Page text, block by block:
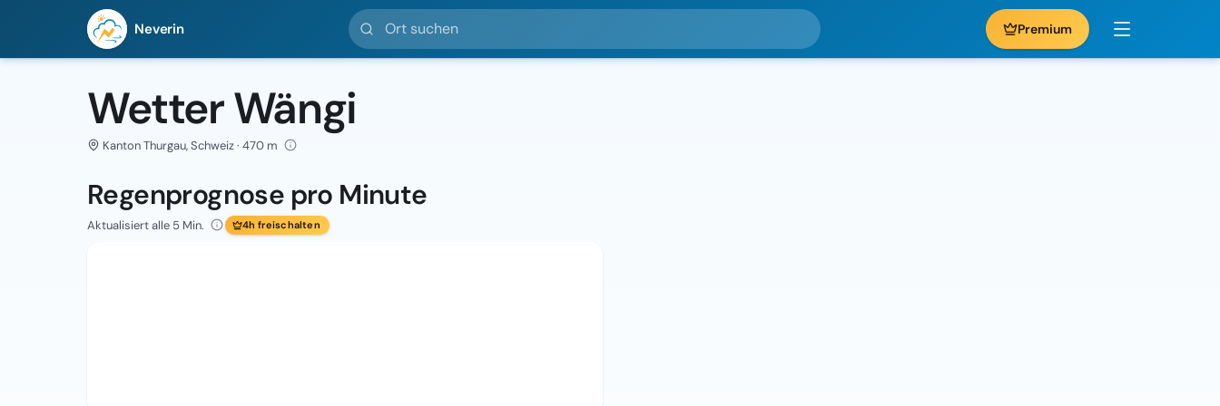
Neverin
Ort suchen
Premium
Wetter Wängi
Kanton Thurgau, Schweiz · 470 m
Regenprognose pro Minute
Aktualisiert alle 5 Min. 4h freischalten